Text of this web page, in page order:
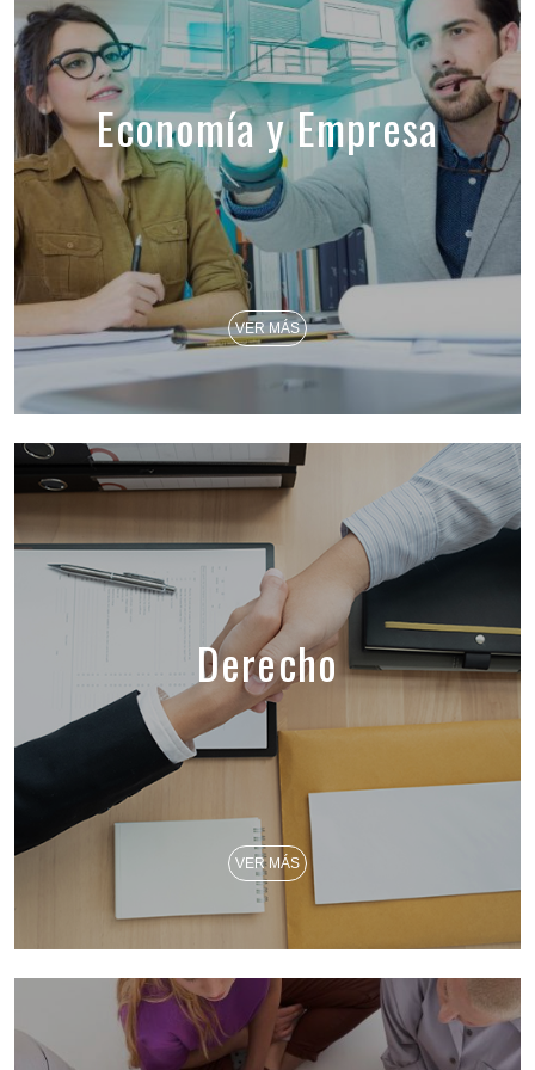
Economía y Empresa
VER MÁS
Derecho
VER MÁS